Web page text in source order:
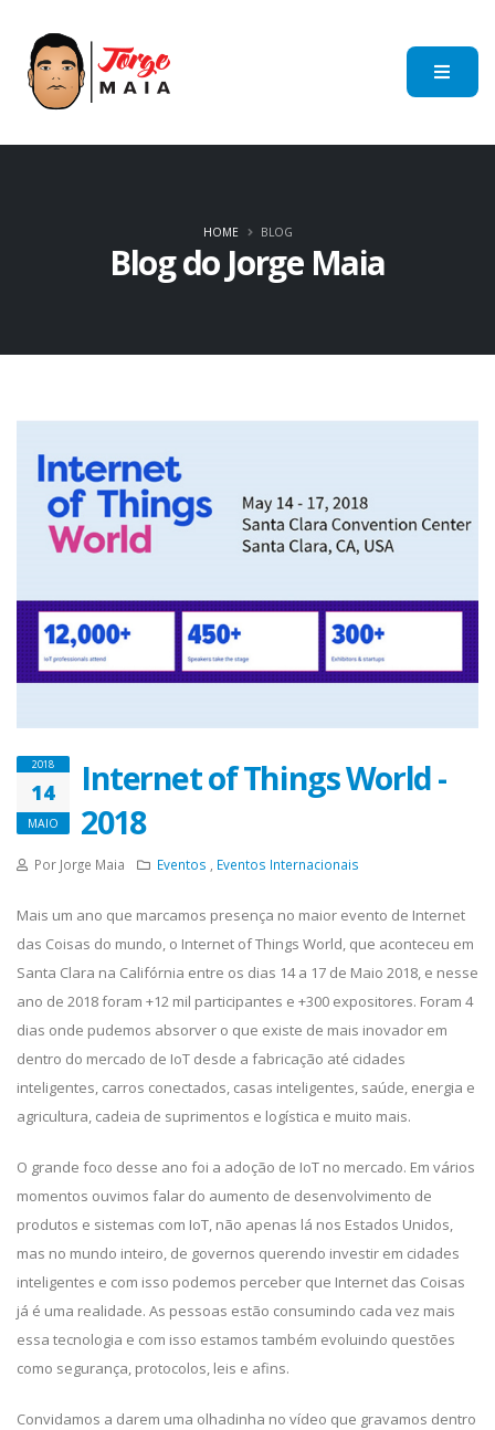
Blog do Jorge Maia
HOME BLOG
2018
14
MAIO
Internet of Things World -
2018
Por Jorge Maia Eventos Eventos Internacionais
Mais um ano que marcamos presença no maior evento de Internet
das Coisas do mundo, o Internet of Things World, que aconteceu em
Santa Clara na Califórnia entre os dias 14 a 17 de Maio 2018, e nesse
ano de 2018 foram +12 mil participantes e +300 expositores. Foram 4
dias onde pudemos absorver o que existe de mais inovador em
dentro do mercado de IoT desde a fabricação até cidades
inteligentes, carros conectados, casas inteligentes, saúde, energia e
agricultura, cadeia de suprimentos e logística e muito mais.
O grande foco desse ano foi a adoção de IoT no mercado. Em vários
momentos ouvimos falar do aumento de desenvolvimento de
produtos e sistemas com IoT, não apenas lá nos Estados Unidos,
mas no mundo inteiro, de governos querendo investir em cidades
inteligentes e com isso podemos perceber que Internet das Coisas
já é uma realidade. As pessoas estão consumindo cada vez mais
essa tecnologia e com isso estamos também evoluindo questões
como segurança, protocolos, leis e afins.
Convidamos a darem uma olhadinha no vídeo que gravamos dentro